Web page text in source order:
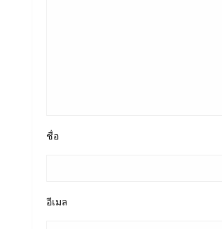
ชื่อ
อีเมล